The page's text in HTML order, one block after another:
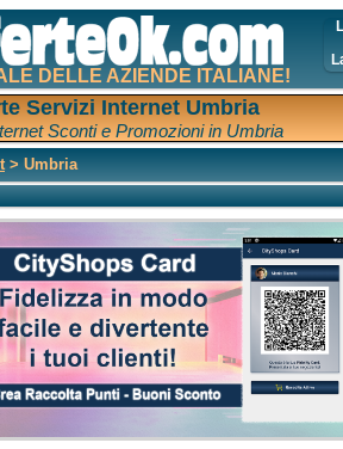
DELLE AZIENDE ITALIANE!
Servizi Internet Umbria
Sconti e Promozioni in Umbria
> Umbria